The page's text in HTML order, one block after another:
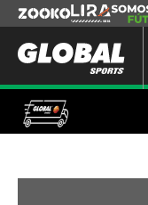
Zooko Lira Somos